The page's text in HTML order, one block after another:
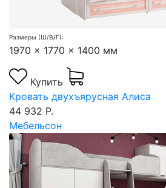
Размеры (Ш/В/Г):
1970 x 1770 x 1400 мм
Купить
Кровать двухъярусная Алиса
44 932 Р.
Мебельсон